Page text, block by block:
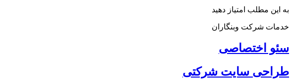
به این مطلب امتیاز دهید
خدمات شرکت وبنگاران
سئو اختصاصی
طراحی سایت شرکتی